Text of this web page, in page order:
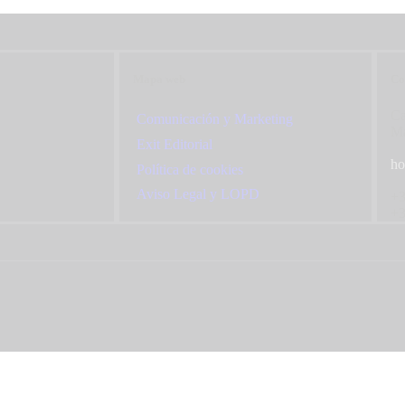
Comunicación y Marketing
Exit Editorial
Política de cookies
Aviso Legal y LOPD